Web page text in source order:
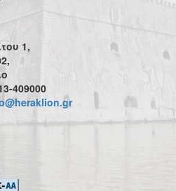
1,
409000